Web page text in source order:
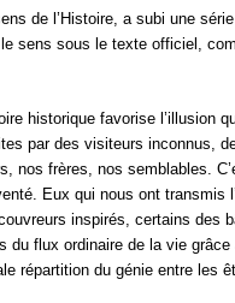
de l’Histoire, a subi une
sens sous le texte officiel,
historique favorise l’illusion
par des visiteurs inconnus,
nos frères, nos semblables.
Eux qui nous ont transmis
inspirés, certains des
du flux ordinaire de la vie
répartition du génie entre les